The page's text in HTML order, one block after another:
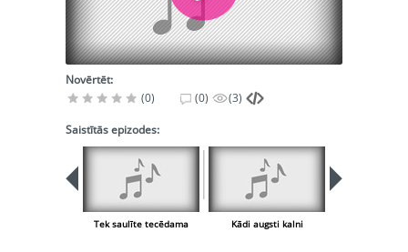
Novērtēt:
(0)
(0) (3)
Saistītās epizodes:
Tek saulīte tecēdama Kādi augsti kalni